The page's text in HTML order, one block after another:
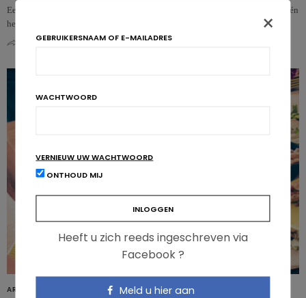
Een nieuwe Zweedse studie suggereert dat handelaars geld kunnen besparen én
het milieu kunnen beschermen door meer werkuren te besteden aan…
0
ARTIKELS
×
GEBRUIKERSNAAM OF E-MAILADRES
WACHTWOORD
VERNIEUW UW WACHTWOORD
ONTHOUD MIJ
Heeft u zich reeds ingeschreven via
Facebook ?
Meld u hier aan